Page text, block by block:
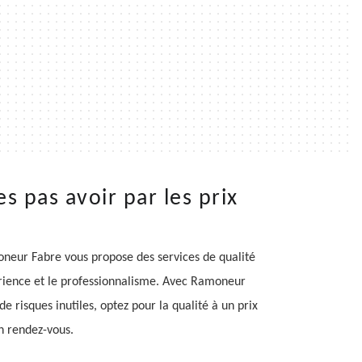
pas avoir par les prix
Fabre vous propose des services de qualité
et le professionnalisme. Avec Ramoneur
risques inutiles, optez pour la qualité à un prix
rendez-vous.